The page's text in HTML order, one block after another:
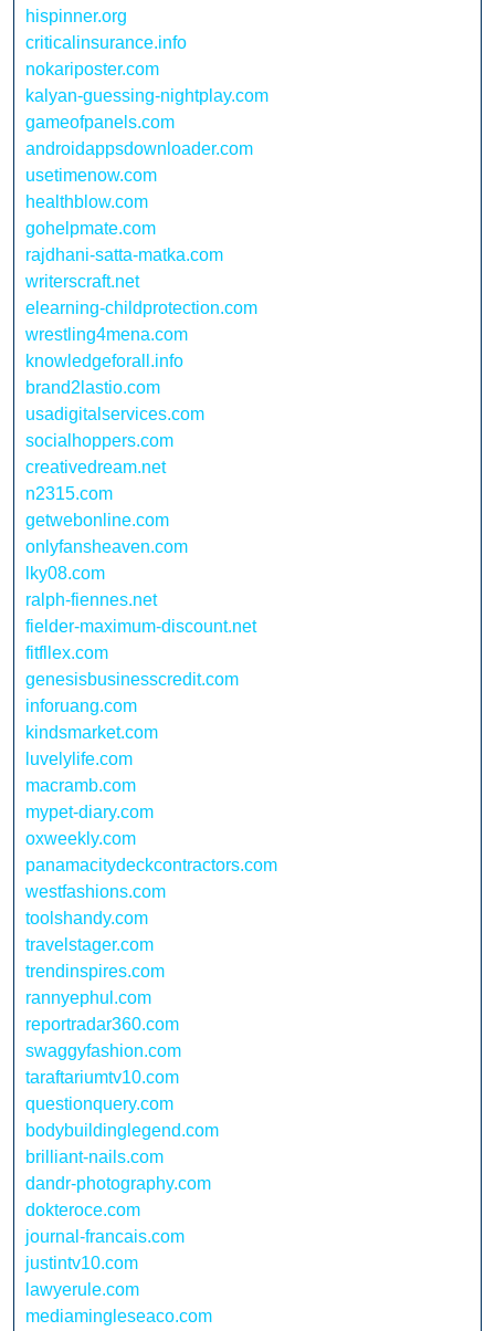
hispinner.org
criticalinsurance.info
nokariposter.com
kalyan-guessing-nightplay.com
gameofpanels.com
androidappsdownloader.com
usetimenow.com
healthblow.com
gohelpmate.com
rajdhani-satta-matka.com
writerscraft.net
elearning-childprotection.com
wrestling4mena.com
knowledgeforall.info
brand2lastio.com
usadigitalservices.com
socialhoppers.com
creativedream.net
n2315.com
getwebonline.com
onlyfansheaven.com
lky08.com
ralph-fiennes.net
fielder-maximum-discount.net
fitfllex.com
genesisbusinesscredit.com
inforuang.com
kindsmarket.com
luvelylife.com
macramb.com
mypet-diary.com
oxweekly.com
panamacitydeckcontractors.com
westfashions.com
toolshandy.com
travelstager.com
trendinspires.com
rannyephul.com
reportradar360.com
swaggyfashion.com
taraftariumtv10.com
questionquery.com
bodybuildinglegend.com
brilliant-nails.com
dandr-photography.com
dokteroce.com
journal-francais.com
justintv10.com
lawyerule.com
mediamingleseaco.com